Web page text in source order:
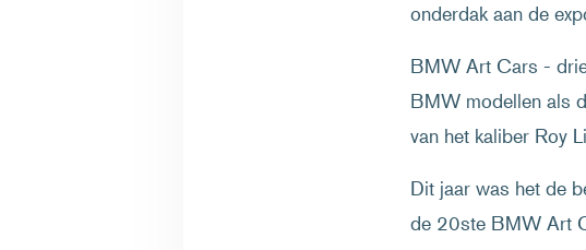
onderdak aan de
BMW Art Cars -
BMW modellen als
van het kaliber Roy
Dit jaar was het de
de 20ste BMW Art